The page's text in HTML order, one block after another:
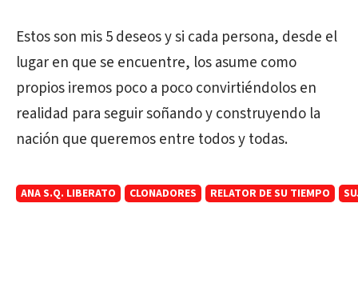
Estos son mis 5 deseos y si cada persona, desde el
lugar en que se encuentre, los asume como
propios iremos poco a poco convirtiéndolos en
realidad para seguir soñando y construyendo la
nación que queremos entre todos y todas.
ANA S.Q. LIBERATO CLONADORES RELATOR DE SU TIEMPO